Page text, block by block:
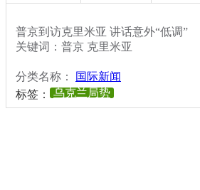
普京到访克里米亚 讲话意外“低调”
关键词：普京 克里米亚
分类名称：
国际新闻
标签：
乌克兰局势